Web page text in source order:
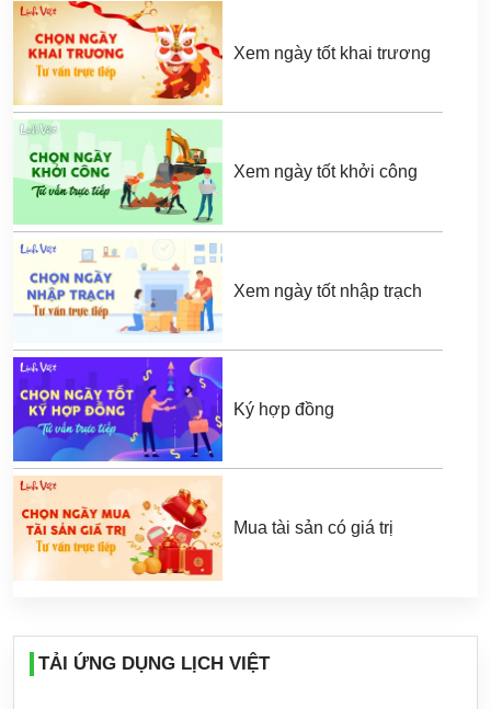
Xem ngày tốt khai trương
Xem ngày tốt khởi công
Xem ngày tốt nhập trạch
Ký hợp đồng
Mua tài sản có giá trị
TẢI ỨNG DỤNG LỊCH VIỆT